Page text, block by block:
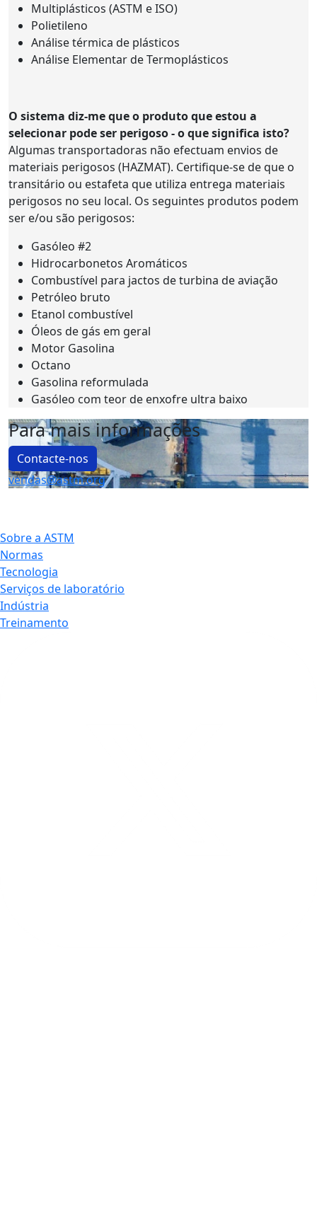
Multiplásticos (ASTM e ISO)
Polietileno
Análise térmica de plásticos
Análise Elementar de Termoplásticos
O sistema diz-me que o produto que estou a
selecionar pode ser perigoso - o que significa isto?
Algumas transportadoras não efectuam envios de
materiais perigosos (HAZMAT). Certifique-se de que o
transitário ou estafeta que utiliza entrega materiais
perigosos no seu local. Os seguintes produtos podem
ser e/ou são perigosos:
Gasóleo #2
Hidrocarbonetos Aromáticos
Combustível para jactos de turbina de aviação
Petróleo bruto
Etanol combustível
Óleos de gás em geral
Motor Gasolina
Octano
Gasolina reformulada
Gasóleo com teor de enxofre ultra baixo
Para mais informações
Contacte-nos
vendas@astm.org
Sobre a ASTM
Normas
Tecnologia
Serviços de laboratório
Indústria
Treinamento